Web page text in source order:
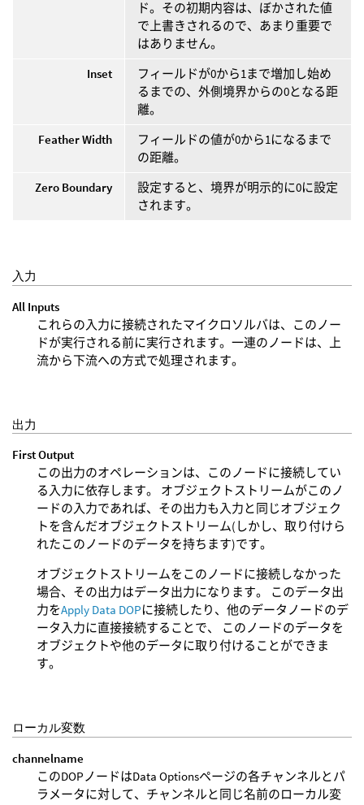
ド。その初期内容は、ぼかされた値
で上書きされるので、あまり重要で
はありません。
Inset
フィールドが0から1まで増加し始め
るまでの、外側境界からの0となる距
離。
Feather Width
フィールドの値が0から1になるまで
の距離。
Zero Boundary
設定すると、境界が明示的に0に設定
されます。
入力
All Inputs
これらの入力に接続されたマイクロソルバは、このノー
ドが実行される前に実行されます。一連のノードは、上
流から下流への方式で処理されます。
出力
First Output
この出力のオペレーションは、このノードに接続してい
る入力に依存します。 オブジェクトストリームがこのノ
ードの入力であれば、その出力も入力と同じオブジェク
トを含んだオブジェクトストリーム(しかし、取り付けら
れたこのノードのデータを持ちます)です。
オブジェクトストリームをこのノードに接続しなかった
場合、その出力はデータ出力になります。 このデータ出
力をApply Data DOPに接続したり、他のデータノードのデ
ータ入力に直接接続することで、 このノードのデータを
オブジェクトや他のデータに取り付けることができま
す。
ローカル変数
channelname
このDOPノードはData Optionsページの各チャンネルとパ
ラメータに対して、チャンネルと同じ名前のローカル変